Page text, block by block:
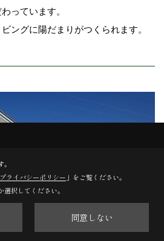
っています。
ングに陽だまりがつくられます。
プライバシーポリシー 」をご覧ください。
択してください。
同意しない